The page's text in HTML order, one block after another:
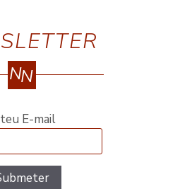
NN
E-mail